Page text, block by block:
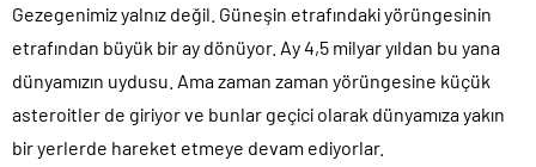
Gezegenimiz yalnız değil. Güneşin etrafındaki yörüngesinin
etrafından büyük bir ay dönüyor. Ay 4,5 milyar yıldan bu yana
dünyamızın uydusu. Ama zaman zaman yörüngesine küçük
asteroitler de giriyor ve bunlar geçici olarak dünyamıza yakın
bir yerlerde hareket etmeye devam ediyorlar.